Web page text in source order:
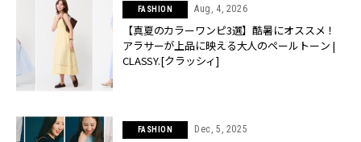
FASHION Aug, 4, 2026
【真夏のカラーワンピ3選】酷暑にオススメ！
アラサーが上品に映える大人のペールトーン |
CLASSY.[クラッシィ]
FASHION Dec, 5, 2025